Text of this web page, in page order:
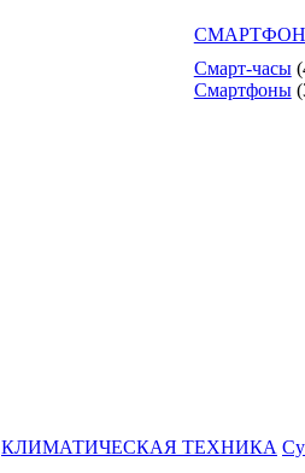
Смарт-часы
Смартфоны
КЛИМАТИЧЕСКАЯ ТЕХНИКА